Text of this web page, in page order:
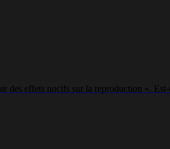
des effets nocifs sur la reproduction ».